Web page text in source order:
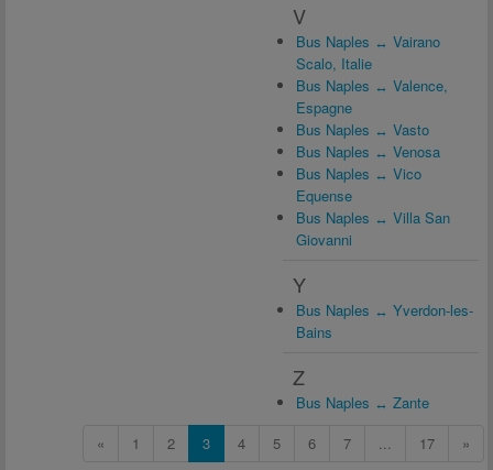
V
Bus Naples ↔ Vairano
Scalo, Italie
Bus Naples ↔ Valence,
Espagne
Bus Naples ↔ Vasto
Bus Naples ↔ Venosa
Bus Naples ↔ Vico
Equense
Bus Naples ↔ Villa San
Giovanni
Y
Bus Naples ↔ Yverdon-les-
Bains
Z
Bus Naples ↔ Zante
«
1 2 3 4 5 6 7 ... 17 »